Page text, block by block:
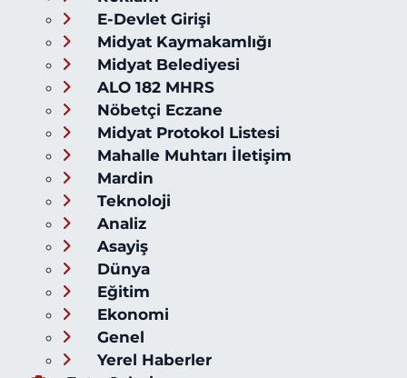
E-Devlet Girişi
Midyat Kaymakamlığı
Midyat Belediyesi
ALO 182 MHRS
Nöbetçi Eczane
Midyat Protokol Listesi
Mahalle Muhtarı İletişim
Mardin
Teknoloji
Analiz
Asayiş
Dünya
Eğitim
Ekonomi
Genel
Yerel Haberler